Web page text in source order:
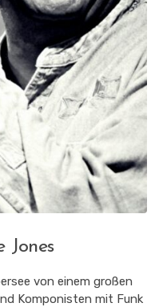
Jones
von einem großen
Komponisten mit Funk